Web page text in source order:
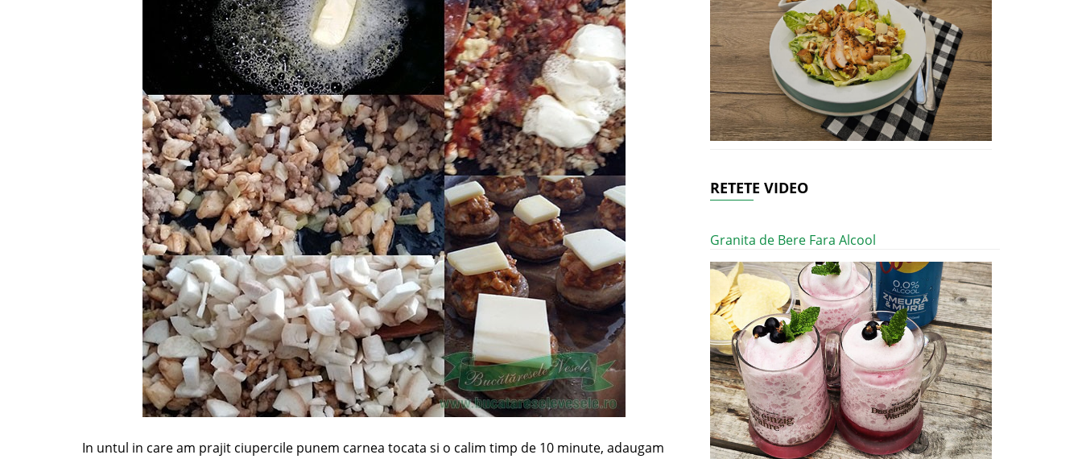
In untul in care am prajit ciupercile punem carnea tocata si o calim timp de 10 minute, adaugam
RETETE VIDEO
Granita de Bere Fara Alcool